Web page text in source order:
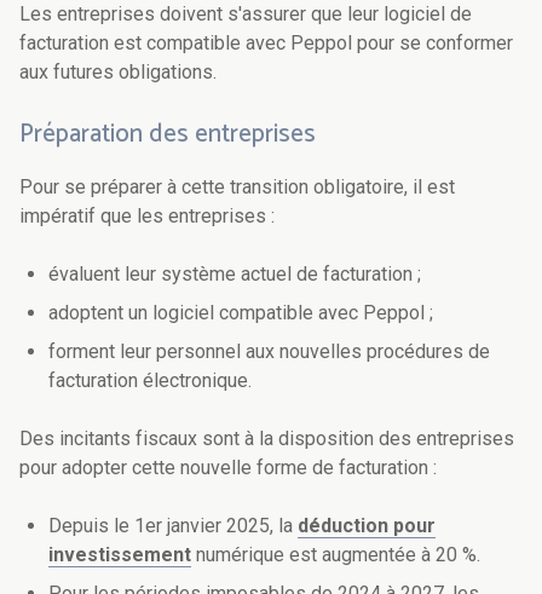
Les entreprises doivent s'assurer que leur logiciel de
facturation est compatible avec Peppol pour se conformer
aux futures obligations.
Préparation des entreprises
Pour se préparer à cette transition obligatoire, il est
impératif que les entreprises :
évaluent leur système actuel de facturation ;
adoptent un logiciel compatible avec Peppol ;
forment leur personnel aux nouvelles procédures de
facturation électronique.
Des incitants fiscaux sont à la disposition des entreprises
pour adopter cette nouvelle forme de facturation :
Depuis le 1er janvier 2025, la déduction pour
investissement numérique est augmentée à 20 %.